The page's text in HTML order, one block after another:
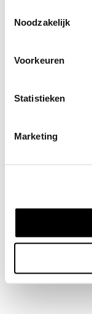
Noodzakelijk
Voorkeuren
Statistieken
Marketing